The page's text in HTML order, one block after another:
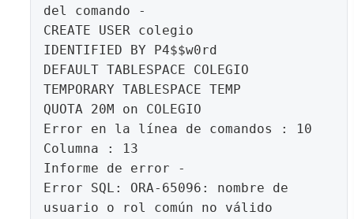
del comando -
CREATE USER colegio
IDENTIFIED BY P4$$w0rd
DEFAULT TABLESPACE COLEGIO
TEMPORARY TABLESPACE TEMP
QUOTA 20M on COLEGIO
Error en la línea de comandos : 10
Columna : 13
Informe de error -
Error SQL: ORA-65096: nombre de
usuario o rol común no válido